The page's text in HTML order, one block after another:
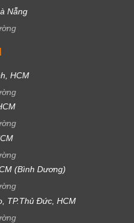
Nẵng
HCM
(Bình Dương)
TP.Thủ Đức, HCM